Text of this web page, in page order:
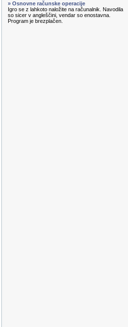
» Osnovne računske operacije
Igro se z lahkoto naložite na računalnik. Navodila
so sicer v angleščini, vendar so enostavna.
Program je brezplačen.